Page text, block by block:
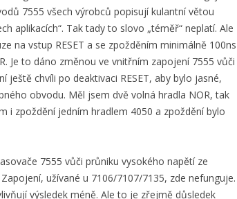
7555 všech výrobců popisují kulantní větou
aplikacích“. Tak tady to slovo „téměř“ neplatí. Ale
na vstup RESET a se zpožděním minimálně 100ns
Je to dáno změnou ve vnitřním zapojení 7555 vůči
ještě chvíli po deaktivaci RESET, aby bylo jasné,
obvodu. Měl jsem dvě volná hradla NOR, tak
i zpoždění jedním hradlem 4050 a zpoždění bylo
7555 vůči průniku vysokého napětí ze
užívané u 7106/7107/7135, zde nefunguje.
výsledek méně. Ale to je zřejmě důsledek